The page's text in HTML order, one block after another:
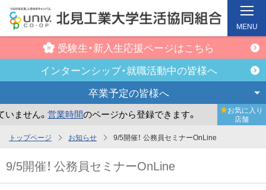
ン
コ
受験生・新入生応援ページはこちら
インターンシップ・就職活動中の皆様へ
卒業予定の皆様へ
ません。営業時間のページから登録できます。 まだお気
お気に入り
店舗
MENU
トップページ お知らせ 9/5開催！ 公務員セミナーOnLine
9/5開催！ 公務員セミナーOnLine